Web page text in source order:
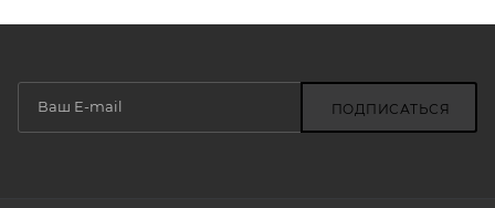
ПОДПИСАТЬСЯ